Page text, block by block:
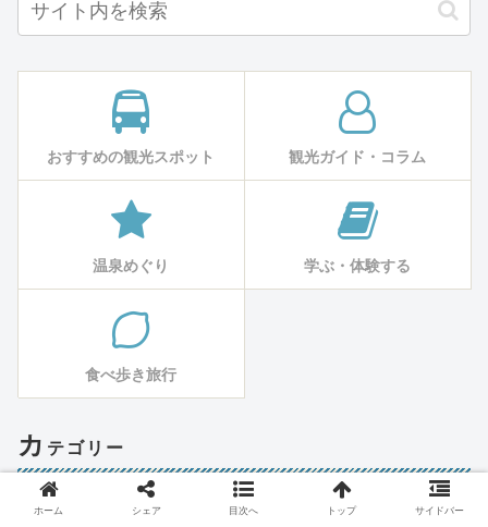
おすすめの観光スポット 観光ガイド・コラム
温泉めぐり 学ぶ・体験する
食べ歩き旅行
カ テゴリー
ホーム シェア 目次へ トップ サイドバー